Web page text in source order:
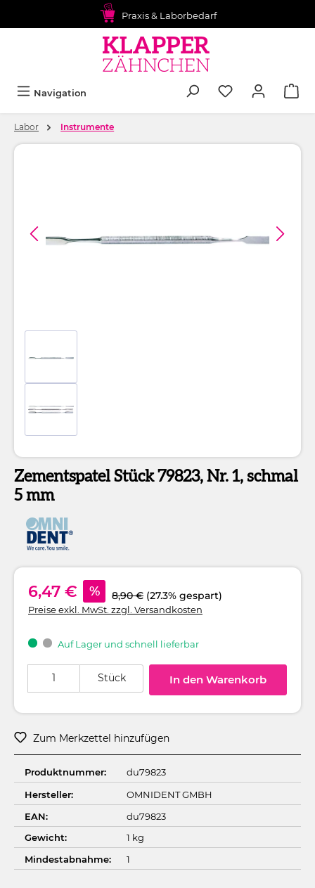
Praxis & Laborbedarf
Navigation
Labor Instrumente
Zementspatel Stück 79823, Nr. 1, schmal
5 mm
6,47 € % 8,90 € (27.3% gespart)
Preise exkl. MwSt. zzgl. Versandkosten
Auf Lager und schnell lieferbar
Stück In den Warenkorb
Zum Merkzettel hinzufügen
Produktnummer:
du79823
Hersteller:
OMNIDENT GMBH
EAN:
du79823
Gewicht:
1 kg
Mindestabnahme:
1